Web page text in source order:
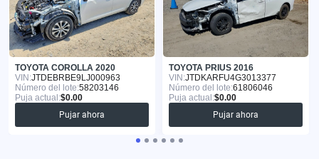
TOYOTA COROLLA 2020
VIN:JTDEBRBE9LJ000963
Número del lote:58203146
Puja actual:$0.00
Pujar ahora
TOYOTA PRIUS 2016
VIN:JTDKARFU4G3013377
Número del lote:61806046
Puja actual:$0.00
Pujar ahora